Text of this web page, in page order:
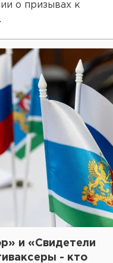
о призывах к
и «Свидетели
- кто